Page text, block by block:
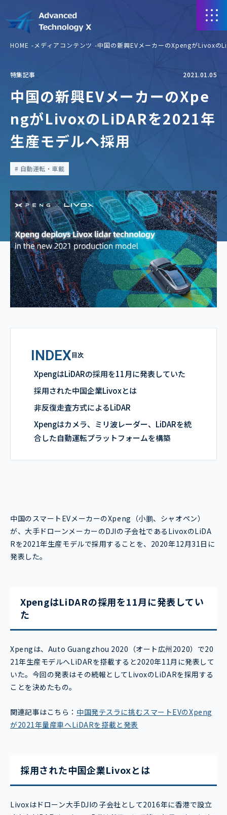
HOME メディアコンテンツ 中国の新興EVメーカーのXpengがLivoxの
特集記事 2021.01.05
中国の新興EVメーカーのXpe
ngがLivoxのLiDARを2021年
生産モデルへ採用
自動運転・車載
INDEX 目次
XpengはLiDARの採用を11月に発表していた
採用された中国企業Livoxとは
非反復走査方式によるLiDAR
Xpengはカメラ、ミリ波レーダー、LiDARを統
合した自動運転プラットフォームを構築
中国のスマートEVメーカーのXpeng（小鹏、シャオペン）
が、大手ドローンメーカーのDJIの子会社であるLivoxのLiDA
Rを2021年生産モデルで採用することを、2020年12月31日に
発表した。
XpengはLiDARの採用を11月に発表してい
た
Xpengは、Auto Guangzhou 2020（オート広州2020）で20
21年生産モデルへLiDARを搭載すると2020年11月に発表して
いた。今回の発表はその続報としてLivoxのLiDARを採用する
ことを決めたもの。
関連記事はこちら： 中国発テスラに挑むスマートEVのXpeng
が2021年量産車へLiDARを搭載と発表
採用された中国企業Livoxとは
Livoxはドローン大手DJIの子会社として2016年に香港で設立